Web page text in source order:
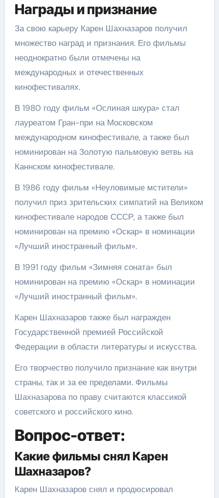
Награды и признание
За свою карьеру Карен Шахназаров получил
множество наград и признания. Его фильмы
неоднократно были отмечены на
международных и отечественных
кинофестивалях.
В 1980 году фильм «Ослиная шкура» стал
лауреатом Гран-при на Московском
международном кинофестивале, а также был
номинирован на Золотую пальмовую ветвь на
Каннском кинофестивале.
В 1986 году фильм «Неуловимые мстители»
получил приз зрительских симпатий на Великом
кинофестивале народов СССР, а также был
номинирован на премию «Оскар» в номинации
«Лучший иностранный фильм».
В 1991 году фильм «Зимняя соната» был
номинирован на премию «Оскар» в номинации
«Лучший иностранный фильм».
Карен Шахназаров также был награжден
Государственной премией Российской
Федерации в области литературы и искусства.
Его творчество получило признание как внутри
страны, так и за ее пределами. Фильмы
Шахназарова по праву считаются классикой
советского и российского кино.
Вопрос-ответ:
Какие фильмы снял Карен
Шахназаров?
Карен Шахназаров снял и продюсировал